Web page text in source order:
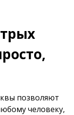
позволяют
человеку,